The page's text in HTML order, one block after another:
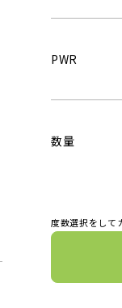
PWR
数量
度数選択をして